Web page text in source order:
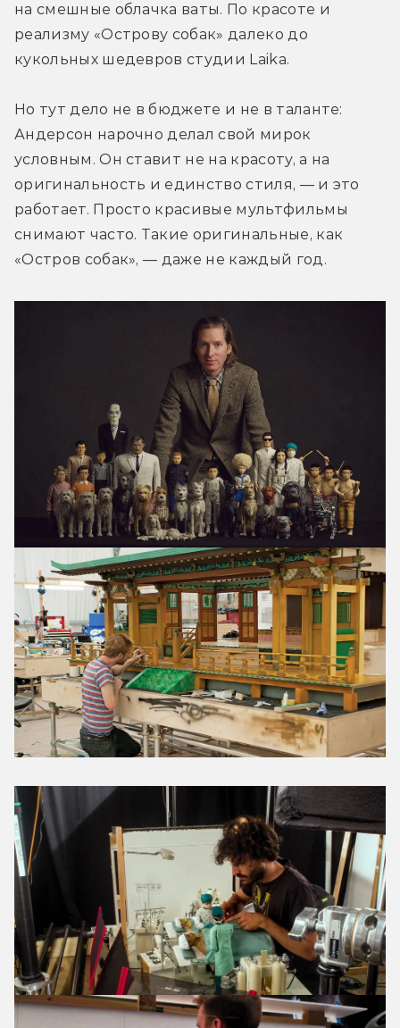
на смешные облачка ваты. По красоте и
реализму «Острову собак» далеко до
кукольных шедевров студии Laika.
Но тут дело не в бюджете и не в таланте:
Андерсон нарочно делал свой мирок
условным. Он ставит не на красоту, а на
оригинальность и единство стиля, — и это
работает. Просто красивые мультфильмы
снимают часто. Такие оригинальные, как
«Остров собак», — даже не каждый год.